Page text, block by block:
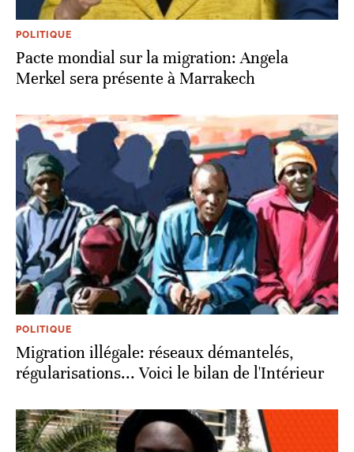
POLITIQUE
Pacte mondial sur la migration: Angela
Merkel sera présente à Marrakech
POLITIQUE
Migration illégale: réseaux démantelés,
régularisations... Voici le bilan de l'Intérieur